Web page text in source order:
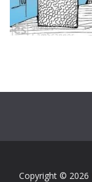
Copyright © 2026